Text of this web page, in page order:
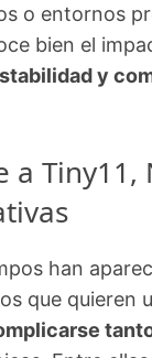
o entornos
bien el
y
a Tiny11,
han
que quieren